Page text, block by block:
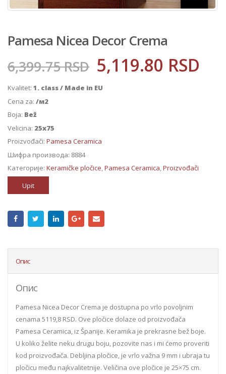
Pamesa Nicea Decor Crema
6,399.75RSD 5,119.80 RSD
Kvalitet: 1. class / Made in EU
Cena za: /м2
Boja: Bež
Velicina: 25x75
Proizvođači: Pamesa Ceramica
Шифра производа: 8884
Категорије: Keramičke pločice,Pamesa Ceramica,Proizvođači
Upit
Опис
Опис
Pamesa Nicea Decor Crema je dostupna po vrlo povoljnim
cenama 5119,8 RSD. Ove pločice dolaze od proizvođača
Pamesa Ceramica, iz Španije. Keramika je prekrasne bež boje.
U koliko želite neku drugu boju, pozovite nas i mi ćemo proveriti
kod proizvođača. Debljina pločice, je vrlo važna 9 mm i ubraja tu
pločicu među najkvalitetnije. Veličina ove pločice je 25×75 cm.